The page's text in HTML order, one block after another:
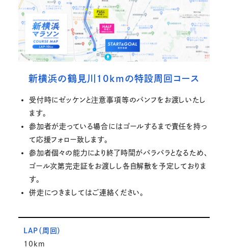
新横浜の鶴見川10kmの特設周回コース
受付時にゼッケンと注意事項等のパンフをお渡しいたし
ます。
参加者が走っている場合にはゴールするまで責任を持っ
て応援フォロー致します。
参加者個々の能力により終了時間がバラバラとなるため、
ゴール次第完走証をお渡しし各自解散を予定しておりま
す。
併走につきましてはご連絡ください。
LAP（周回）
10km